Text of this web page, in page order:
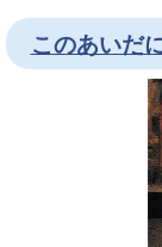
このあいだ